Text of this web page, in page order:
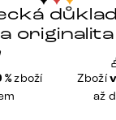
a originalita
%zboží
Zboží
až